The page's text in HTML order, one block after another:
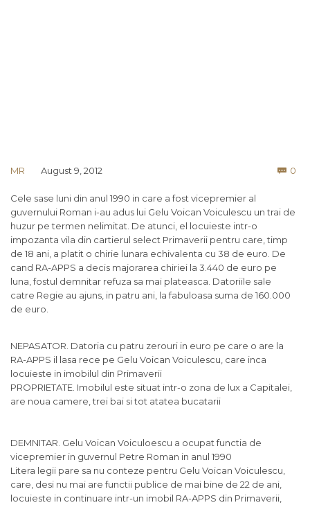
MR August 9, 2012  0
Cele sase luni din anul 1990 in care a fost vicepremier al
guvernului Roman i-au adus lui Gelu Voican Voiculescu un trai de
huzur pe termen nelimitat. De atunci, el locuieste intr-o
impozanta vila din cartierul select Primaverii pentru care, timp
de 18 ani, a platit o chirie lunara echivalenta cu 38 de euro. De
cand RA-APPS a decis majorarea chiriei la 3.440 de euro pe
luna, fostul demnitar refuza sa mai plateasca. Datoriile sale
catre Regie au ajuns, in patru ani, la fabuloasa suma de 160.000
de euro.
NEPASATOR. Datoria cu patru zerouri in euro pe care o are la
RA-APPS il lasa rece pe Gelu Voican Voiculescu, care inca
locuieste in imobilul din Primaverii
PROPRIETATE. Imobilul este situat intr-o zona de lux a Capitalei,
are noua camere, trei bai si tot atatea bucatarii
DEMNITAR. Gelu Voican Voiculoescu a ocupat functia de
vicepremier in guvernul Petre Roman in anul 1990
Litera legii pare sa nu conteze pentru Gelu Voican Voiculescu,
care, desi nu mai are functii publice de mai bine de 22 de ani,
locuieste in continuare intr-un imobil RA-APPS din Primaverii,